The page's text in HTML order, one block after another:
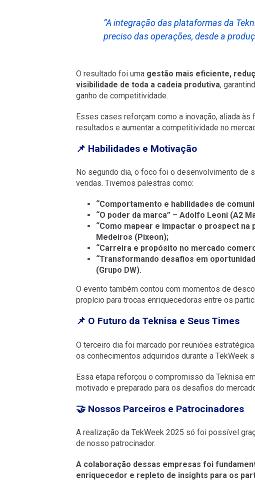
“A integração das plataformas da
preciso das operações, desde a
O resultado foi uma gestão mais eficiente,
visibilidade de toda a cadeia produtiva,
ganho de competitividade.
Esses cases reforçam como a inovação, aliada
resultados e aumentar a competitividade no
📌 Habilidades e Motivação
No segundo dia, o foco foi o desenvolvimento
vendas. Tivemos palestras como:
“Comportamento e habilidades de
“O poder da marca” – Adolfo Leoni (A2
“Como mapear e impactar o prospect na
Medeiros (Pixeon);
“Carreira e propósito no mercado
“Transformando desafios em
(Grupo DW).
O evento também contou com momentos de
propício para trocas enriquecedoras entre os
📌 O Futuro da Teknisa e Seus Times
O terceiro dia foi marcado por reuniões
os conhecimentos adquiridos durante a TekWeek
Essa etapa reforçou o compromisso da Teknisa
motivado e preparado para os desafios do
🤝 Nossos Parceiros e Patrocinadores
A realização da TekWeek 2025 só foi possível
de nosso patrocinador.
A colaboração dessas empresas foi
enriquecedor e repleto de insights para os